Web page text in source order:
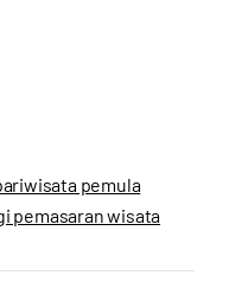
pemula
pemasaran wisata